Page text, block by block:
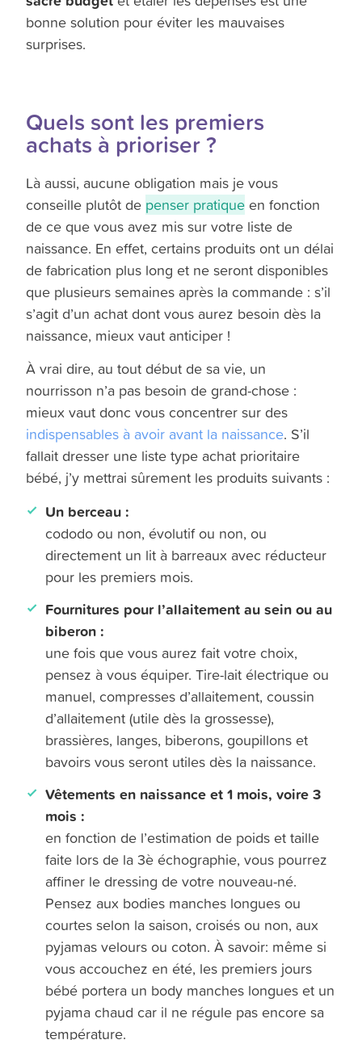
bonne solution pour éviter les mauvaises
surprises.
Quels sont les premiers
achats à prioriser ?
Là aussi, aucune obligation mais je vous
conseille plutôt de penser pratique en fonction
de ce que vous avez mis sur votre liste de
naissance. En effet, certains produits ont un délai
de fabrication plus long et ne seront disponibles
que plusieurs semaines après la commande : s’il
s’agit d’un achat dont vous aurez besoin dès la
naissance, mieux vaut anticiper !
À vrai dire, au tout début de sa vie, un
nourrisson n’a pas besoin de grand-chose :
mieux vaut donc vous concentrer sur des
indispensables à avoir avant la naissance. S’il
fallait dresser une liste type achat prioritaire
bébé, j’y mettrai sûrement les produits suivants :
Un berceau :
cododo ou non, évolutif ou non, ou
directement un lit à barreaux avec réducteur
pour les premiers mois.
Fournitures pour l’allaitement au sein ou au
biberon :
une fois que vous aurez fait votre choix,
pensez à vous équiper. Tire-lait électrique ou
manuel, compresses d’allaitement, coussin
d’allaitement (utile dès la grossesse),
brassières, langes, biberons, goupillons et
bavoirs vous seront utiles dès la naissance.
Vêtements en naissance et 1 mois, voire 3
mois :
en fonction de l’estimation de poids et taille
faite lors de la 3è échographie, vous pourrez
affiner le dressing de votre nouveau-né.
Pensez aux bodies manches longues ou
courtes selon la saison, croisés ou non, aux
pyjamas velours ou coton. À savoir: même si
vous accouchez en été, les premiers jours
bébé portera un body manches longues et un
pyjama chaud car il ne régule pas encore sa
température.